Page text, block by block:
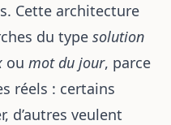
Cette architecture
du type solution
ou mot du jour, parce
réels : certains
d’autres veulent